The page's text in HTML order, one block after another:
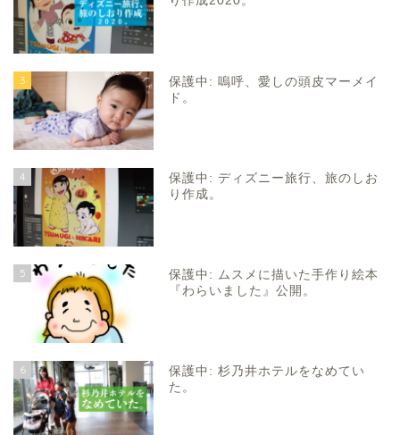
3
保護中: 嗚呼、愛しの頭皮マーメイ
ド。
4
保護中: ディズニー旅行、旅のしお
り作成。
5
保護中: ムスメに描いた手作り絵本
『わらいました』公開。
6
保護中: 杉乃井ホテルをなめてい
た。